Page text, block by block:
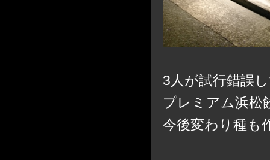
3人が試行錯誤
プレミアム浜松
今後変わり種も